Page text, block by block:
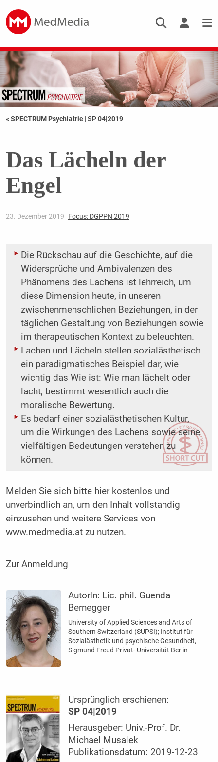
« SPECTRUM Psychiatrie |SP 04|2019
Das Lächeln der
Engel
23. Dezember 2019 Focus: DGPPN 2019
Die Rückschau auf die Geschichte, auf die
Widersprüche und Ambivalenzen des
Phänomens des Lachens ist lehrreich, um
diese Dimension heute, in unseren
zwischenmenschlichen Beziehungen, in der
täglichen Gestaltung von Beziehungen sowie
im therapeutischen Kontext zu beleuchten.
Lachen und Lächeln stellen sozialästhetisch
ein paradigmatisches Beispiel dar, wie
wichtig das Wie ist: Wie man lächelt oder
lacht, bestimmt wesentlich auch die
moralische Bewertung.
Es bedarf einer sozialästhetischen Kultur,
um die Wirkungen des Lachens sowie seine
vielfältigen Bedeutungen verstehen zu
können.
Melden Sie sich bitte hierkostenlos und
unverbindlich an, um den Inhalt vollständig
einzusehen und weitere Services von
www.medmedia.at zu nutzen.
Zur Anmeldung
AutorIn: Lic. phil. Guenda
Bernegger
University of Applied Sciences and Arts of
Southern Switzerland (SUPSI); Institut für
Sozialästhetik und psychische Gesundheit,
Sigmund Freud Privat- Universität Berlin
Ursprünglich erschienen:
SP 04|2019
Herausgeber: Univ.-Prof. Dr.
Michael Musalek
Publikationsdatum: 2019-12-23